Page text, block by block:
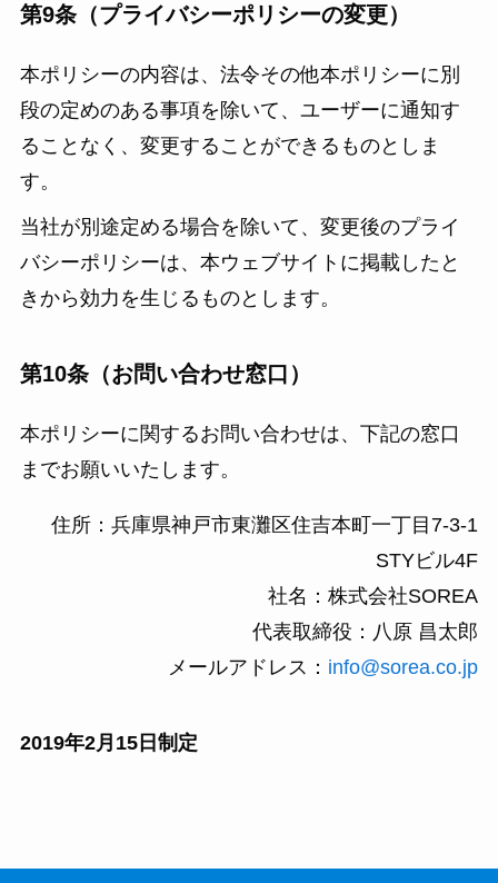
第9条（プライバシーポリシーの変更）
本ポリシーの内容は、法令その他本ポリシーに別
段の定めのある事項を除いて、ユーザーに通知す
ることなく、変更することができるものとしま
す。
当社が別途定める場合を除いて、変更後のプライ
バシーポリシーは、本ウェブサイトに掲載したと
きから効力を生じるものとします。
第10条（お問い合わせ窓口）
本ポリシーに関するお問い合わせは、下記の窓口
までお願いいたします。
住所：兵庫県神戸市東灘区住吉本町一丁目7-3-1
STYビル4F
社名：株式会社SOREA
代表取締役：八原 昌太郎
メールアドレス： info@sorea.co.jp
2019年2月15日制定